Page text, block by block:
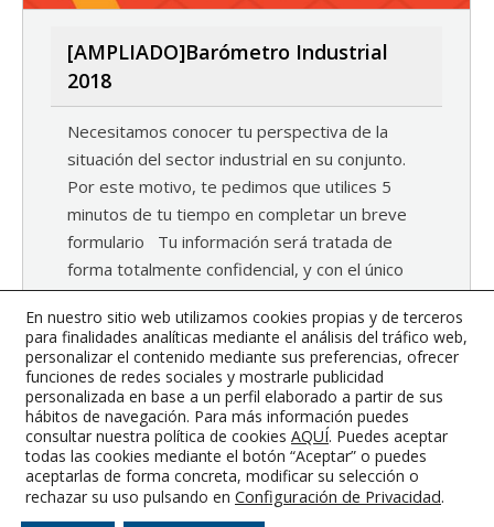
[AMPLIADO]Barómetro Industrial
2018
Necesitamos conocer tu perspectiva de la
situación del sector industrial en su conjunto.
Por este motivo, te pedimos que utilices 5
minutos de tu tiempo en completar un breve
formulario Tu información será tratada de
forma totalmente confidencial, y con el único
fin de obtener una visión generalizada y plural
de la situación actual…
5 julio, 2018 Noticias By Prueba WooComerce
Colegio Oficial de Graduados e Ingenieros Técnicos Industriales de
Albacete
En nuestro sitio web utilizamos cookies propias y de terceros
para finalidades analíticas mediante el análisis del tráfico web,
personalizar el contenido mediante sus preferencias, ofrecer
funciones de redes sociales y mostrarle publicidad
personalizada en base a un perfil elaborado a partir de sus
hábitos de navegación. Para más información puedes
consultar nuestra política de cookies AQUÍ. Puedes aceptar
todas las cookies mediante el botón “Aceptar” o puedes
aceptarlas de forma concreta, modificar su selección o
rechazar su uso pulsando en Configuración de Privacidad.